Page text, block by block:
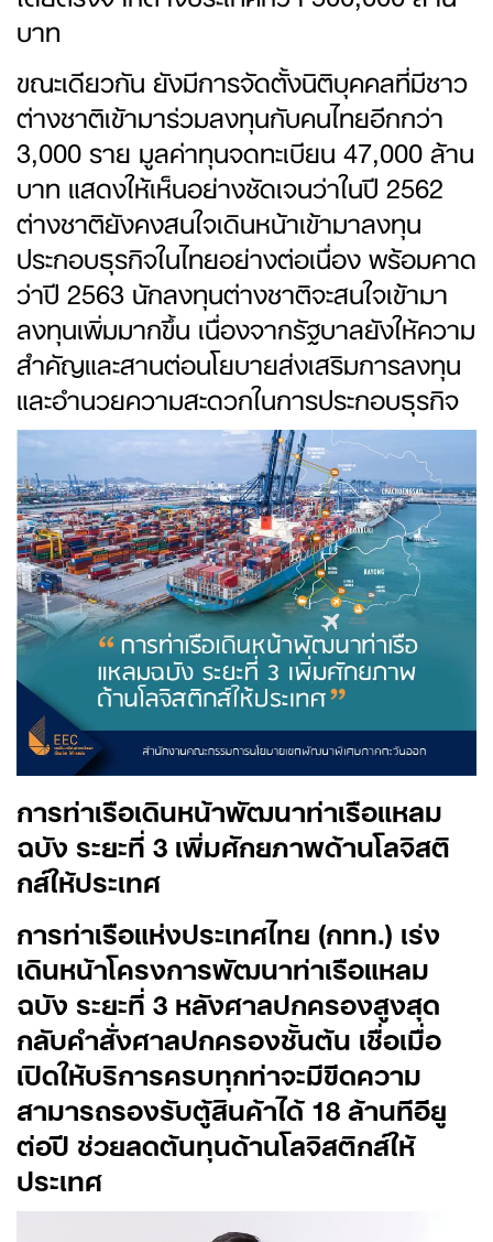
บาท
ขณะเดียวกัน ยังมีการจัดตั้งนิติบุคคลที่มีชาว
ต่างชาติเข้ามาร่วมลงทุนกับคนไทยอีกกว่า
3,000 ราย มูลค่าทุนจดทะเบียน 47,000 ล้าน
บาท แสดงให้เห็นอย่างชัดเจนว่าในปี 2562
ต่างชาติยังคงสนใจเดินหน้าเข้ามาลงทุน
ประกอบธุรกิจในไทยอย่างต่อเนื่อง พร้อมคาด
ว่าปี 2563 นักลงทุนต่างชาติจะสนใจเข้ามา
ลงทุนเพิ่มมากขึ้น เนื่องจากรัฐบาลยังให้ความ
สำคัญและสานต่อนโยบายส่งเสริมการลงทุน
และอำนวยความสะดวกในการประกอบธุรกิจ
การท่าเรือเดินหน้าพัฒนาท่าเรือแหลม
ฉบัง ระยะที่ 3เพิ่มศักยภาพด้านโลจิสติ
กส์ให้ประเทศ
การท่าเรือแห่งประเทศไทย (กทท.) เร่ง
เดินหน้าโครงการพัฒนาท่าเรือแหลม
ฉบัง ระยะที่ 3หลังศาลปกครองสูงสุด
กลับคำสั่งศาลปกครองชั้นต้น เชื่อเมื่อ
เปิดให้บริการครบทุกท่าจะมีขีดความ
สามารถรองรับตู้สินค้าได้ 18ล้านทีอียู
ต่อปี ช่วยลดต้นทุนด้านโลจิสติกส์ให้
ประเทศ